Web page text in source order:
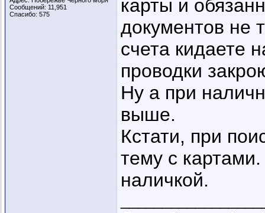
Сообщений: 11,951
Спасибо: 575
карты и
документов не
счета кидаете
проводки
Ну а при
выше.
Кстати, при
тему с
наличкой.